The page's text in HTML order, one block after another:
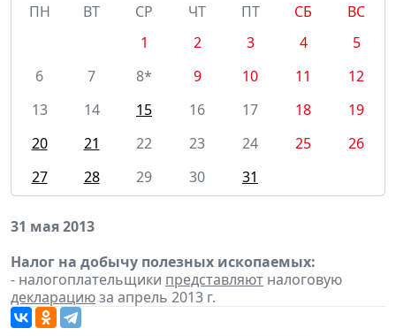
ПН
ВТ СР ЧТ ПТ СБ
ВС
1
2 3 4
5
6
7 8* 9 10 11
12
13
14 15 16 17 18
19
20
21 22 23 24 25
26
27
28 29 30 31
31 мая 2013
Налог на добычу полезных ископаемых:
- налогоплательщики представляют налоговую
декларациюза апрель 2013 г.